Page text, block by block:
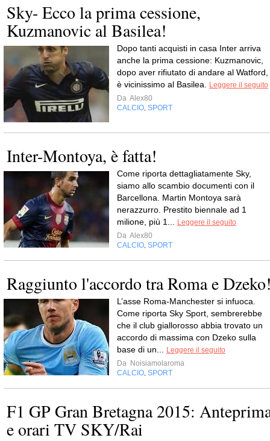
Sky- Ecco la prima cessione,
Kuzmanovic al Basilea!
Dopo tanti acquisti in casa Inter arriva
anche la prima cessione: Kuzmanovic,
dopo aver rifiutato di andare al Watford,
è vicinissimo al Basilea.
Leggere il seguito
Da Alex80
CALCIO SPORT
Inter-Montoya, è fatta!
Come riporta dettagliatamente Sky,
siamo allo scambio documenti con il
Barcellona. Martin Montoya sarà
nerazzurro. Prestito biennale ad 1
milione, più 1...
Leggere il seguito
Da Alex80
CALCIO SPORT
Raggiunto l'accordo tra Roma e
L’asse Roma-Manchester si infuoca.
Come riporta Sky Sport, sembrerebbe
che il club giallorosso abbia trovato un
accordo di massima con Dzeko sulla
base di un...
Leggere il seguito
Da Noisiamolaroma
CALCIO SPORT
F1 GP Gran Bretagna 2015:
e orari TV SKY/Rai